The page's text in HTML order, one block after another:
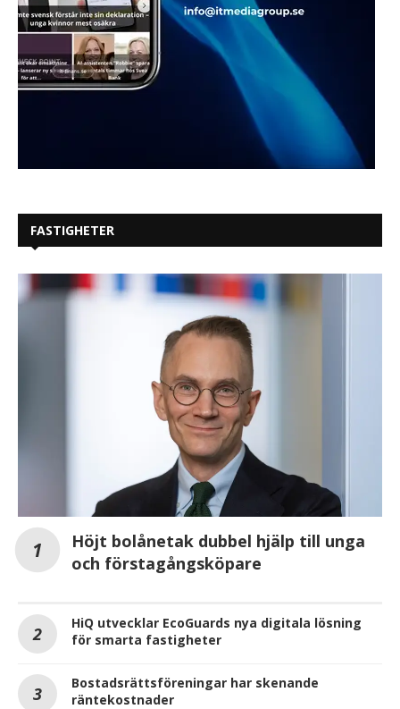
FASTIGHETER
Höjt bolånetak dubbel hjälp till unga
och förstagångsköpare
HiQ utvecklar EcoGuards nya digitala lösning
för smarta fastigheter
Bostadsrättsföreningar har skenande
räntekostnader